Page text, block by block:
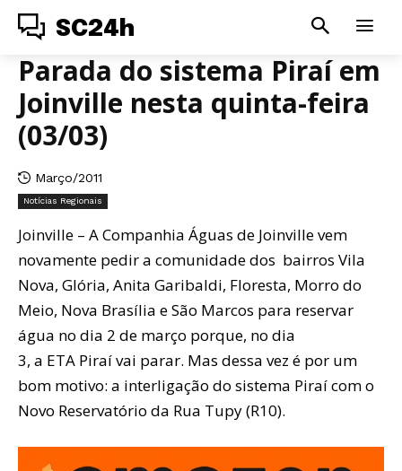
SC24h
Parada do sistema Piraí em
Joinville nesta quinta-feira
(03/03)
Março/2011
Notícias Regionais
Joinville – A Companhia Águas de Joinville vem
novamente pedir a comunidade dos bairros Vila
Nova, Glória, Anita Garibaldi, Floresta, Morro do
Meio, Nova Brasília e São Marcos para reservar
água no dia 2 de março porque, no dia
3, a ETA Piraí vai parar. Mas dessa vez é por um
bom motivo: a interligação do sistema Piraí com o
Novo Reservatório da Rua Tupy (R10).